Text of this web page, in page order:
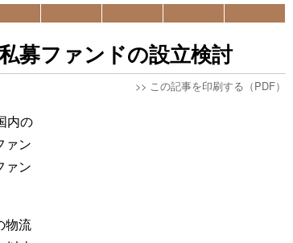
募ファンドの設立検討
>> この記事を印刷する（PDF）
内の
ァン
ァン
物流